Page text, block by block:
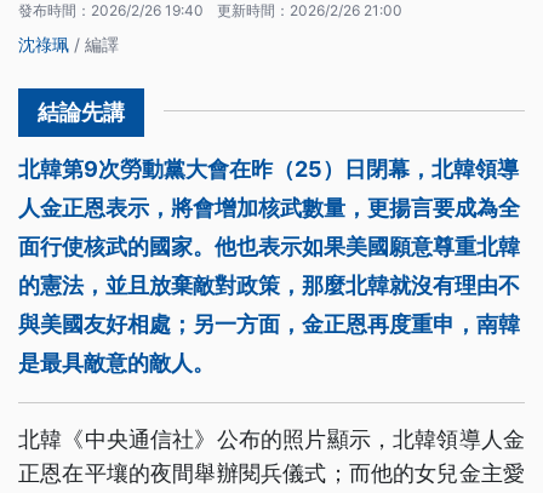
發布時間： 2026/2/26 19:40 更新時間： 2026/2/26 21:00
沈祿珮 / 編譯
北韓第9次勞動黨大會在昨（25）日閉幕，北韓領導
人金正恩表示，將會增加核武數量，更揚言要成為全
面行使核武的國家。他也表示如果美國願意尊重北韓
的憲法，並且放棄敵對政策，那麼北韓就沒有理由不
與美國友好相處；另一方面，金正恩再度重申，南韓
是最具敵意的敵人。
北韓《中央通信社》公布的照片顯示，北韓領導人金
正恩在平壤的夜間舉辦閱兵儀式；而他的女兒金主愛